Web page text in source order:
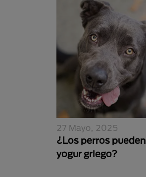
27 Mayo, 2025
¿Los perros
yogur griego?